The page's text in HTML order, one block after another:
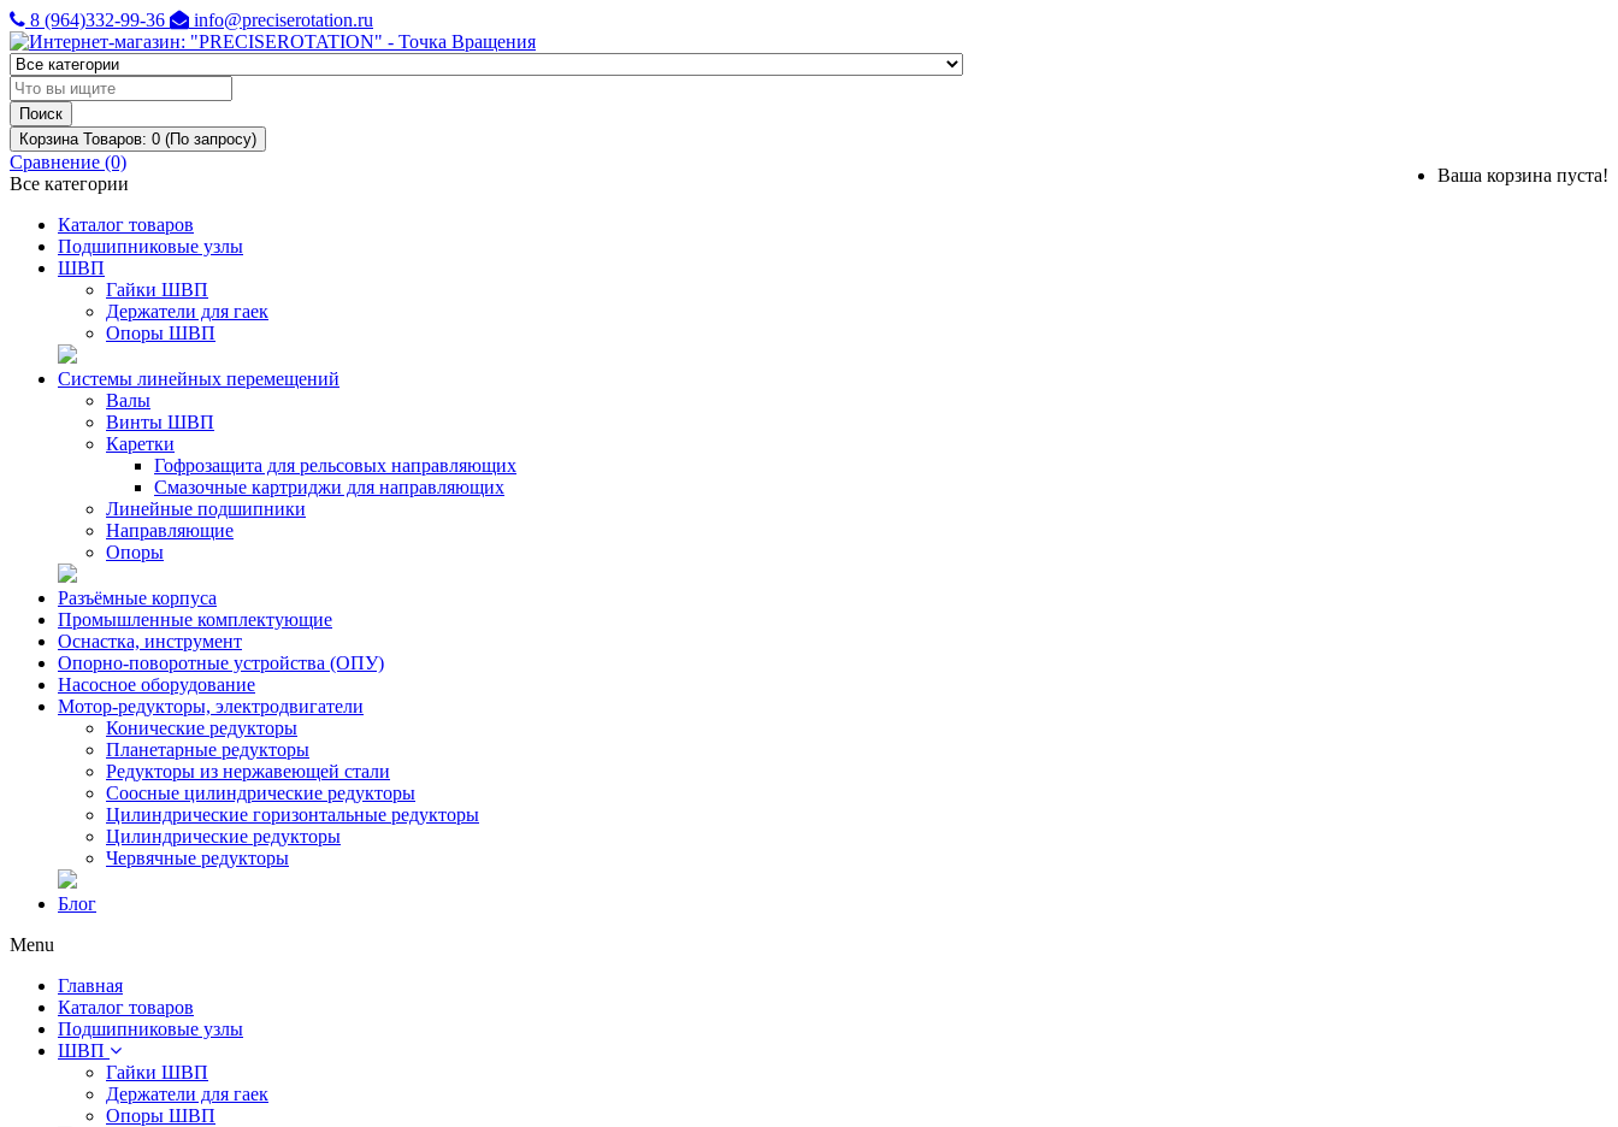
8 (964)332-99-36 info@preciserotation.ru
Поиск
Корзина Товаров: 0 (По запросу)
Ваша корзина пуста!
Сравнение (0)
Все категории
Каталог товаров
Подшипниковые узлы
ШВП
Гайки ШВП
Держатели для гаек
Опоры ШВП
Системы линейных перемещений
Валы
Винты ШВП
Каретки
Гофрозащита для рельсовых направляющих
Смазочные картриджи для направляющих
Линейные подшипники
Направляющие
Опоры
Разъёмные корпуса
Промышленные комплектующие
Оснастка, инструмент
Опорно-поворотные устройства (ОПУ)
Насосное оборудование
Мотор-редукторы, электродвигатели
Конические редукторы
Планетарные редукторы
Редукторы из нержавеющей стали
Соосные цилиндрические редукторы
Цилиндрические горизонтальные редукторы
Цилиндрические редукторы
Червячные редукторы
Блог
Menu
Главная
Каталог товаров
Подшипниковые узлы
ШВП
Гайки ШВП
Держатели для гаек
Опоры ШВП